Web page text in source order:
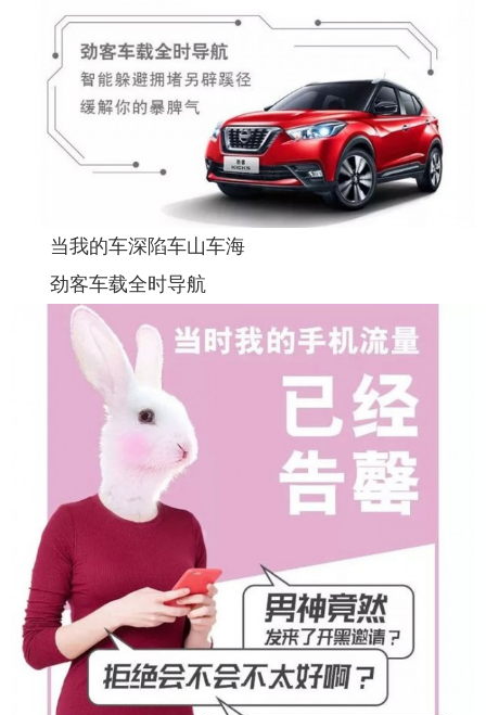
当我的车深陷车山车海
劲客车载全时导航